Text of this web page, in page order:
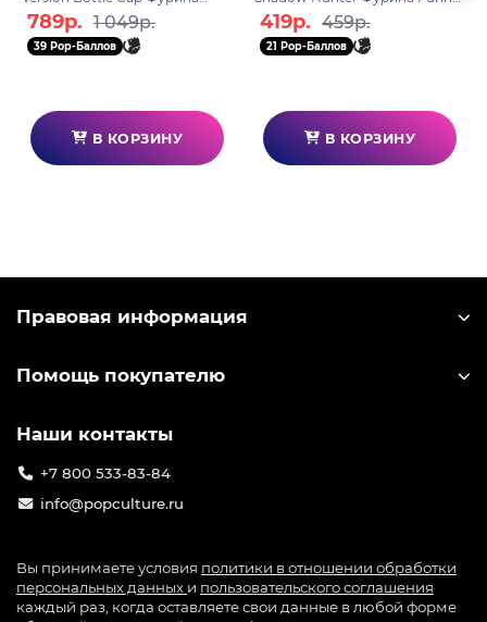
Furina 6942421141259
789р. 1 049р.
39 Pop-Баллов
В КОРЗИНУ
6942421139621
419р. 459р.
21 Pop-Баллов
В КОРЗИНУ
Правовая информация
Помощь покупателю
Наши контакты
+7 800 533-83-84
info@popculture.ru
Вы принимаете условия политики в отношении обработки
персональных данных и пользовательского соглашения
каждый раз, когда оставляете свои данные в любой форме